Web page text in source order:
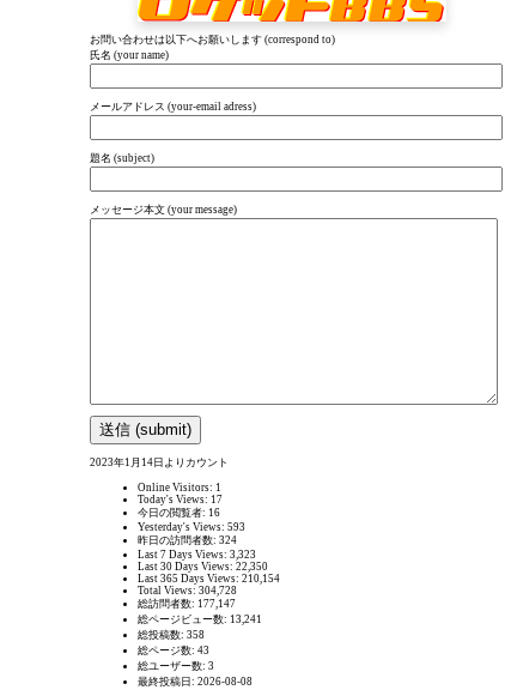
お問い合わせは以下へお願いします (correspond to)
氏名 (your name)
メールアドレス (your-email adress)
題名 (subject)
メッセージ本文 (your message)
2023年1月14日よりカウント
Online Visitors: 1
Today's Views: 17
今日の閲覧者: 16
Yesterday's Views: 593
昨日の訪問者数: 324
Last 7 Days Views: 3,323
Last 30 Days Views: 22,350
Last 365 Days Views: 210,154
Total Views: 304,728
総訪問者数: 177,147
総ページビュー数: 13,241
総投稿数: 358
総ページ数: 43
総ユーザー数: 3
最終投稿日: 2026-08-08